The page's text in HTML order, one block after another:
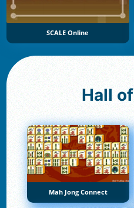
SCALE Online
Hall of
Mah Jong Connect